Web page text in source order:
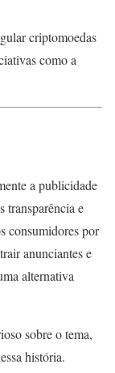
criptomoedas
como a
a publicidade
transparência e
consumidores por
anunciantes e
alternativa
sobre o tema,
história.